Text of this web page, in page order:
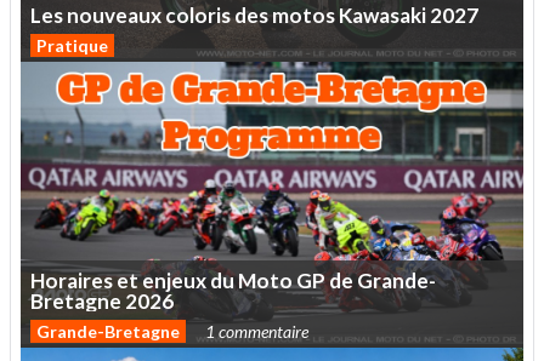
LesnouveauxcolorisdesmotosKawasaki2027
Pratique
HorairesetenjeuxduMotoGPdeGrande-
Bretagne 2026
Grande-Bretagne 1 commentaire